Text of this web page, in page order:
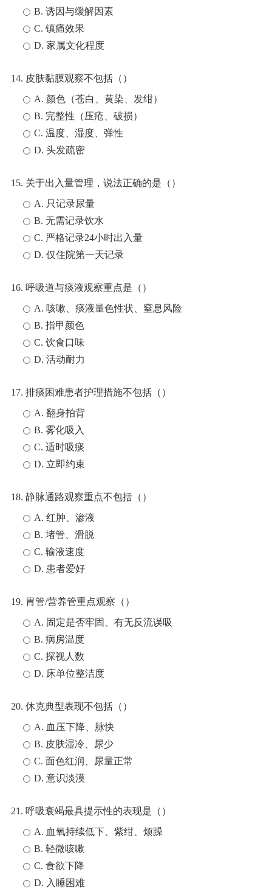
B. 诱因与缓解因素
C. 镇痛效果
D. 家属文化程度
14. 皮肤黏膜观察不包括（）
A. 颜色（苍白、黄染、发绀）
B. 完整性（压疮、破损）
C. 温度、湿度、弹性
D. 头发疏密
15. 关于出入量管理，说法正确的是（）
A. 只记录尿量
B. 无需记录饮水
C. 严格记录24小时出入量
D. 仅住院第一天记录
16. 呼吸道与痰液观察重点是（）
A. 咳嗽、痰液量色性状、窒息风险
B. 指甲颜色
C. 饮食口味
D. 活动耐力
17. 排痰困难患者护理措施不包括（）
A. 翻身拍背
B. 雾化吸入
C. 适时吸痰
D. 立即约束
18. 静脉通路观察重点不包括（）
A. 红肿、渗液
B. 堵管、滑脱
C. 输液速度
D. 患者爱好
19. 胃管/营养管重点观察（）
A. 固定是否牢固、有无反流误吸
B. 病房温度
C. 探视人数
D. 床单位整洁度
20. 休克典型表现不包括（）
A. 血压下降、脉快
B. 皮肤湿冷、尿少
C. 面色红润、尿量正常
D. 意识淡漠
21. 呼吸衰竭最具提示性的表现是（）
A. 血氧持续低下、紫绀、烦躁
B. 轻微咳嗽
C. 食欲下降
D. 入睡困难